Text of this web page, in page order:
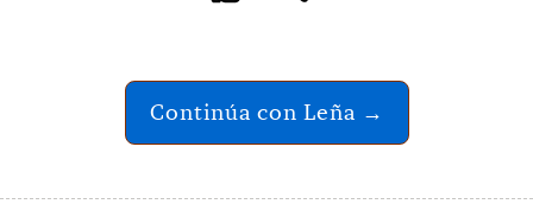
Continúa con Leña →